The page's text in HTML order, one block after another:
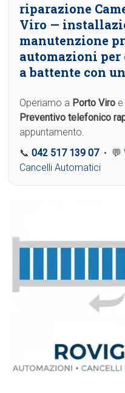
riparazione
Viro —
manutenzione
automazioni
a battente con
Operiamo a Porto Viro
Preventivo telefonico
appuntamento.
📞042 517 139 07• 💬
Cancelli Automatici